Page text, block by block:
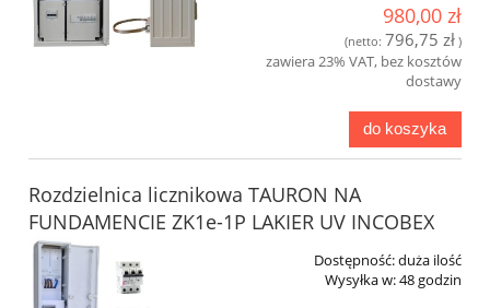
980,00 zł
(netto: 796,75 zł )
zawiera 23% VAT, bez kosztów
dostawy
do koszyka
Rozdzielnica licznikowa TAURON NA
FUNDAMENCIE ZK1e-1P LAKIER UV INCOBEX
Dostępność:duża ilość
Wysyłka w:48 godzin